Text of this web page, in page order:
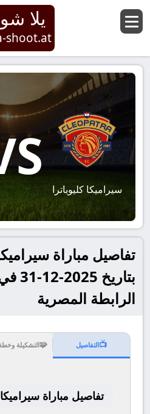
يلا
shoot.at
سيراميكا كليوباترا
تفاصيل مباراة
الرابطة المصرية
📺التفاصيل 🧩التشكيلة
تفاصيل مباراة